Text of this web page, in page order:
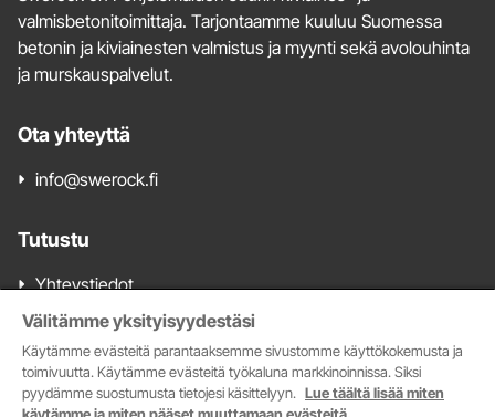
valmisbetonitoimittaja. Tarjontaamme kuuluu Suomessa
betonin ja kiviainesten valmistus ja myynti sekä avolouhinta
ja murskauspalvelut.
Ota yhteyttä
info@swerock.fi
Tutustu
Yhteystiedot
Valmisbetonimyynti
Kiviainesmyynti
Tarjoa meille kiviainesalueita
Myytävät kiviainesalueet
Välitämme yksityisyydestäsi
Käytämme evästeitä parantaaksemme sivustomme käyttökokemusta ja
toimivuutta. Käytämme evästeitä työkaluna markkinoinnissa. Siksi
pyydämme suostumusta tietojesi käsittelyyn. Lue täältä lisää miten